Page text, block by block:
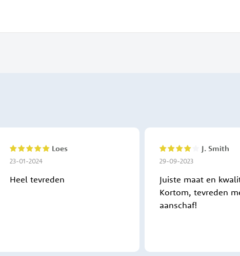
Loes
23-01-2024
Heel tevreden
J. Smith
29-09-2023
Juiste maat en
Kortom, tevreden
aanschaf!